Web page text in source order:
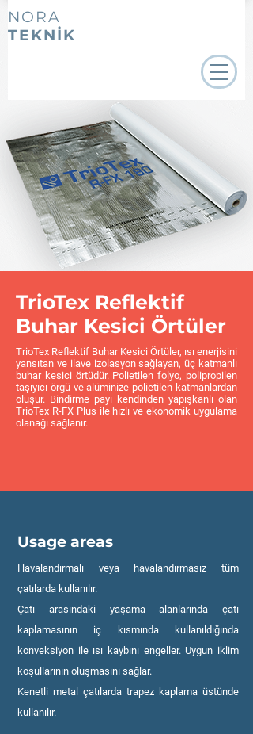
NORA
TEKNİK
TrioTex Reflektif
Buhar Kesici Örtüler
TrioTex Reflektif Buhar Kesici Örtüler, ısı enerjisini
yansıtan ve ilave izolasyon sağlayan, üç katmanlı
buhar kesici örtüdür. Polietilen folyo, polipropilen
taşıyıcı örgü ve alüminize polietilen katmanlardan
oluşur. Bindirme payı kendinden yapışkanlı olan
TrioTex R-FX Plus ile hızlı ve ekonomik uygulama
olanağı sağlanır.
Usage areas
Havalandırmalı veya havalandırmasız tüm
çatılarda kullanılır.
Çatı arasındaki yaşama alanlarında çatı
kaplamasının iç kısmında kullanıldığında
konveksiyon ile ısı kaybını engeller. Uygun iklim
koşullarının oluşmasını sağlar.
Kenetli metal çatılarda trapez kaplama üstünde
kullanılır.